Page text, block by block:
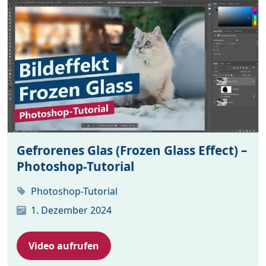
Gefrorenes Glas (Frozen Glass Effect) –
Photoshop-Tutorial
Photoshop-Tutorial
1. Dezember 2024
Video aufrufen